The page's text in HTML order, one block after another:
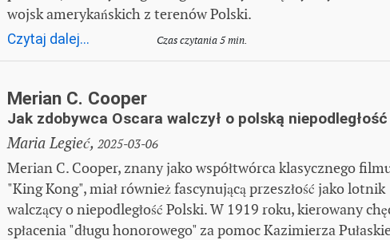
wojsk amerykańskich z terenów Polski.
Czytaj dalej... Czas czytania 5 min.
Merian C. Cooper
Jak zdobywca Oscara walczył o polską niepodległość
Maria Legieć, 2025-03-06
Merian C. Cooper, znany jako współtwórca klasycznego
"King Kong", miał również fascynującą przeszłość jako lotnik
walczący o niepodległość Polski. W 1919 roku, kierowany
spłacenia "długu honorowego" za pomoc Kazimierza